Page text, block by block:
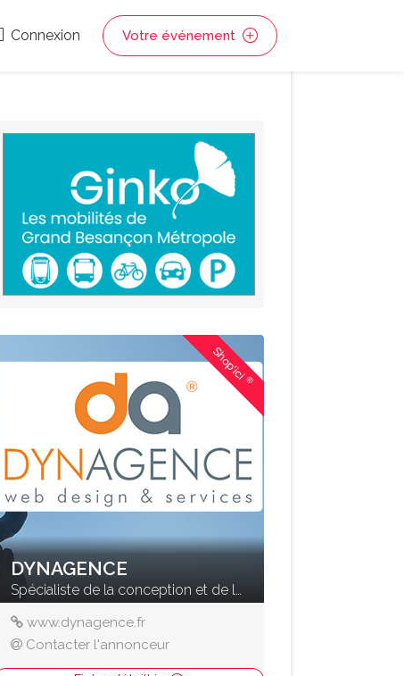
Connexion Votre événement
Shop'ici®
DYNAGENCE
Spécialiste de la conception et de la création de sites Internet
www.dynagence.fr
Contacter l'annonceur